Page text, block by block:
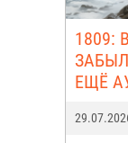
1809:
ЕЩЁ